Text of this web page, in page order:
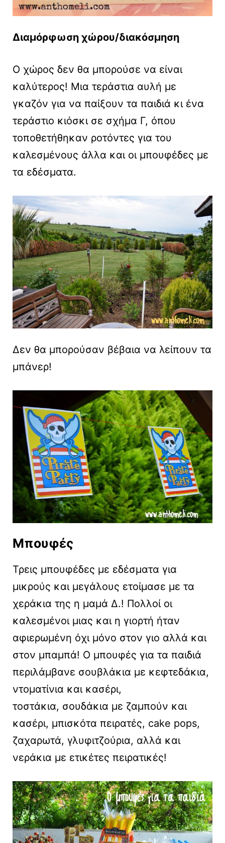
Διαμόρφωση χώρου/διακόσμηση
Ο χώρος δεν θα μπορούσε να είναι
καλύτερος! Μια τεράστια αυλή με
γκαζόν για να παίξουν τα παιδιά κι ένα
τεράστιο κιόσκι σε σχήμα Γ, όπου
τοποθετήθηκαν ροτόντες για του
καλεσμένους άλλα και οι μπουφέδες με
τα εδέσματα.
Δεν θα μπορούσαν βέβαια να λείπουν τα
μπάνερ!
Μπουφές
Τρεις μπουφέδες με εδέσματα για
μικρούς και μεγάλους ετοίμασε με τα
χεράκια της η μαμά Δ.! Πολλοί οι
καλεσμένοι μιας και η γιορτή ήταν
αφιερωμένη όχι μόνο στον γιο αλλά και
στον μπαμπά! Ο μπουφές για τα παιδιά
περιλάμβανε σουβλάκια με κεφτεδάκια,
ντοματίνια και κασέρι,
τοστάκια, σουδάκια με ζαμπούν και
κασέρι, μπισκότα πειρατές, cake pops,
ζαχαρωτά, γλυφιτζούρια, αλλά και
νεράκια με ετικέτες πειρατικές!